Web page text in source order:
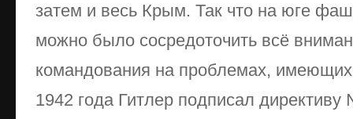
затем и весь Крым. Так что на юге
можно было сосредоточить всё
командования на проблемах,
1942 года Гитлер подписал